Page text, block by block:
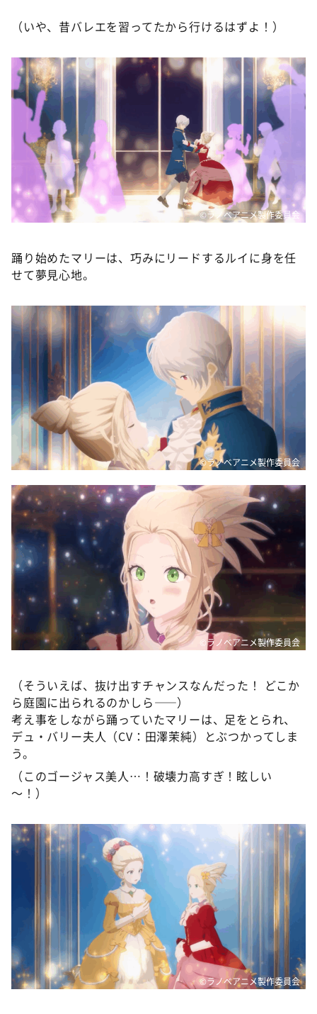
（いや、昔バレエを習ってたから行けるはずよ！）
©ラノベアニメ製作委員会
踊り始めたマリーは、巧みにリードするルイに身を任
せて夢見心地。
©ラノベアニメ製作委員会
©ラノベアニメ製作委員会
（そういえば、抜け出すチャンスなんだった！ どこか
ら庭園に出られるのかしら――）
考え事をしながら踊っていたマリーは、足をとられ、
デュ・バリー夫人（CV：田澤茉純）とぶつかってしま
う。
（このゴージャス美人…！破壊力高すぎ！眩しい
～！）
©ラノベアニメ製作委員会